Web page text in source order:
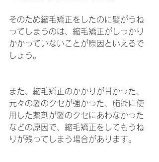
そのため縮毛矯正をしたのに髪がうね
ってしまうのは、縮毛矯正がしっかり
かかっていないことが原因といえるで
しょう。
また、縮毛矯正のかかりが甘かった、
元々の髪のクセが強かった、施術に使
用した薬剤が髪のクセにあわなかった
などの原因で、縮毛矯正をしてもうね
りが残ってしまう場合があります。